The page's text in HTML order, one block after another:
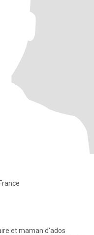
et maman d'ados